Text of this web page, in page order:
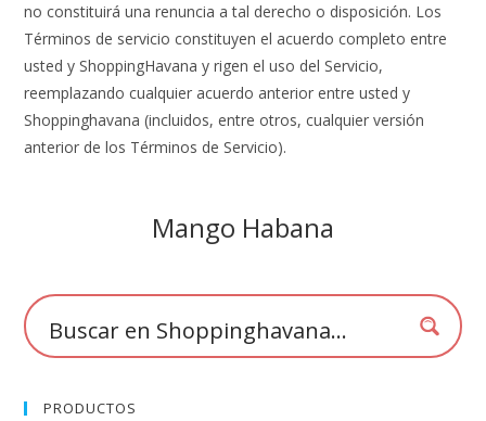
no constituirá una renuncia a tal derecho o disposición. Los
Términos de servicio constituyen el acuerdo completo entre
usted y ShoppingHavana y rigen el uso del Servicio,
reemplazando cualquier acuerdo anterior entre usted y
Shoppinghavana (incluidos, entre otros, cualquier versión
anterior de los Términos de Servicio).
Mango Habana
PRODUCTOS